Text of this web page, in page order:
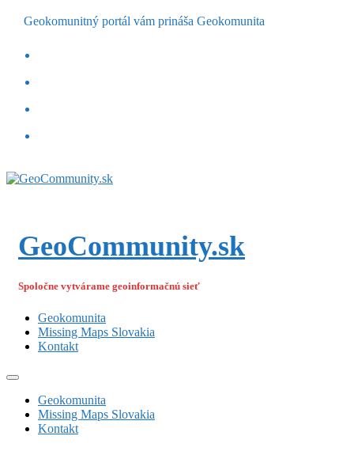
Geokomunitný portál vám prináša Geokomunita
GeoCommunity.sk
Spoločne vytvárame geoinformačnú sieť
Geokomunita
Missing Maps Slovakia
Kontakt
Geokomunita
Missing Maps Slovakia
Kontakt